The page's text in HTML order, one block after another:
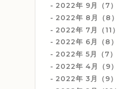
2022年 9月（7）
2022年 8月（8）
2022年 7月（11）
2022年 6月（8）
2022年 5月（7）
2022年 4月（9）
2022年 3月（9）